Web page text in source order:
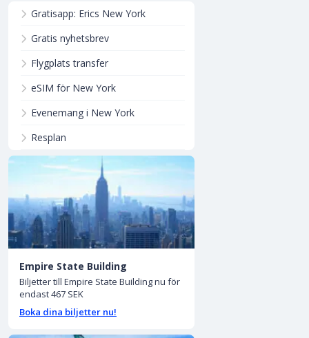
Gratisapp: Erics New York
Gratis nyhetsbrev
Flygplats transfer
eSIM för New York
Evenemang i New York
Resplan
Empire State Building
Biljetter till Empire State Building nu för
endast 467 SEK
Boka dina biljetter nu!